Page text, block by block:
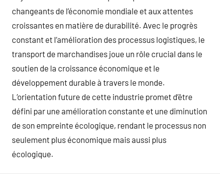
changeants de l’économie mondiale et aux attentes
croissantes en matière de durabilité. Avec le progrès
constant et l’amélioration des processus logistiques, le
transport de marchandises joue un rôle crucial dans le
soutien de la croissance économique et le
développement durable à travers le monde.
L’orientation future de cette industrie promet d’être
défini par une amélioration constante et une diminution
de son empreinte écologique, rendant le processus non
seulement plus économique mais aussi plus
écologique.